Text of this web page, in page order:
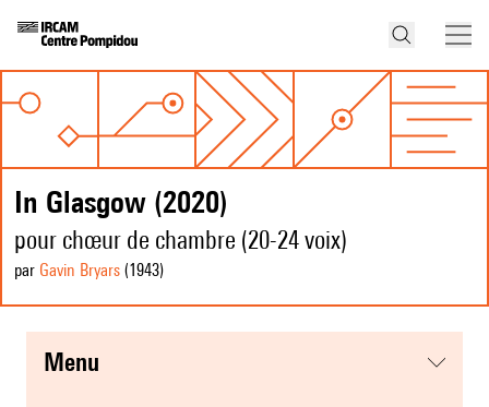
In Glasgow (2020)
pour chœur de chambre (20-24 voix)
par Gavin Bryars (1943)
menu